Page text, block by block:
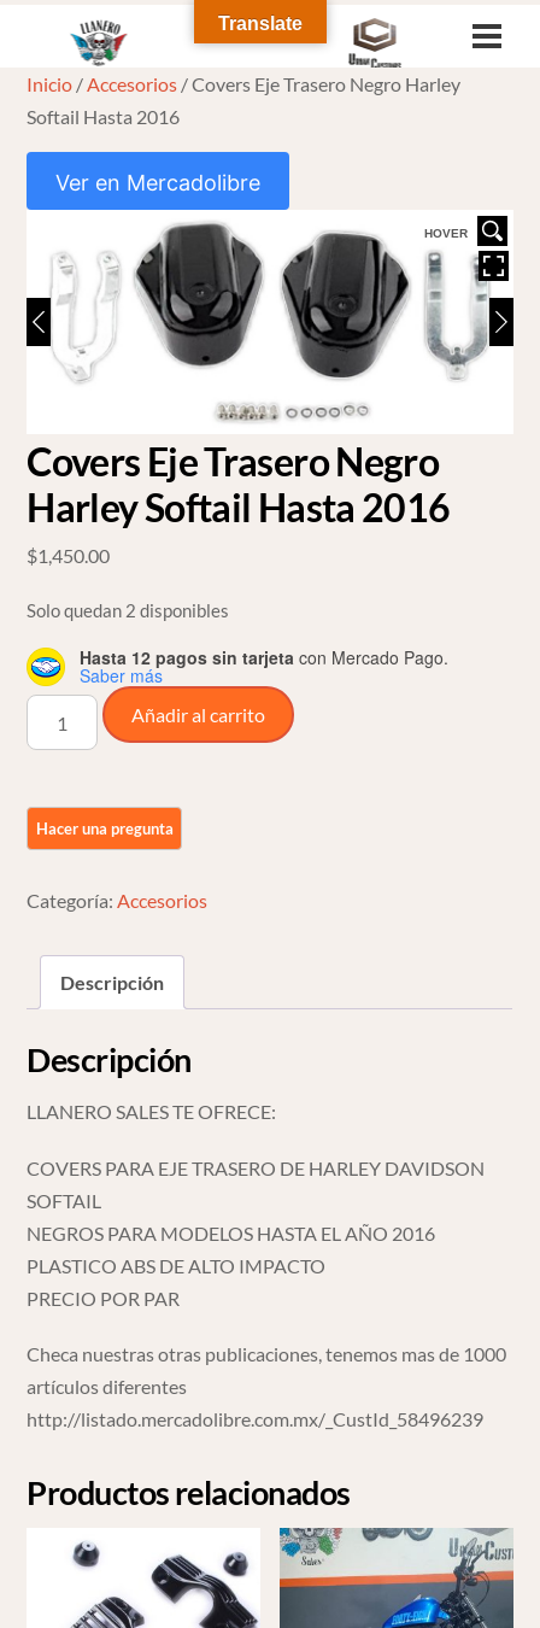
content
Inicio /Accesorios / Covers Eje Trasero Negro Harley
Softail Hasta 2016
Ver en Mercadolibre
HOVER
Covers Eje Trasero Negro
Harley Softail Hasta 2016
$1,450.00
Solo quedan 2 disponibles
Hasta 12 pagos sin tarjeta con Mercado Pago.
Saber más
Covers
Harley
Hasta
cantidad
Añadir al carrito
Categoría:Accesorios
Descripción
Descripción
LLANERO SALES TE OFRECE:
COVERS PARA EJE TRASERO DE HARLEY DAVIDSON
SOFTAIL
NEGROS PARA MODELOS HASTA EL AÑO 2016
PLASTICO ABS DE ALTO IMPACTO
PRECIO POR PAR
Checa nuestras otras publicaciones, tenemos mas de 1000
artículos diferentes
http://listado.mercadolibre.com.mx/_CustId_58496239
Productos relacionados
Translate